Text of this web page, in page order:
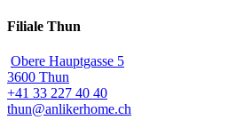
Filiale Thun
Obere Hauptgasse 5
3600 Thun
+41 33 227 40 40
thun@anlikerhome.ch